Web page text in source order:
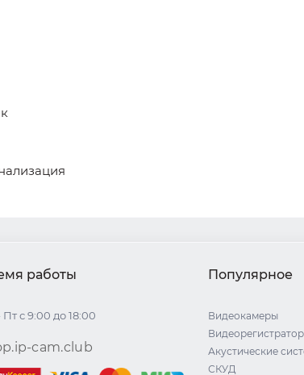
работы
с 9:00 до 18:00
cam.club
Популярное
Видеокамеры
Акустические
СКУД